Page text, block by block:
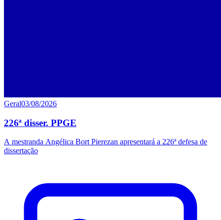
Geral03/08/2026
226ª disser. PPGE
A mestranda Angélica Bort Pierezan apresentará a 226ª defesa de
dissertação